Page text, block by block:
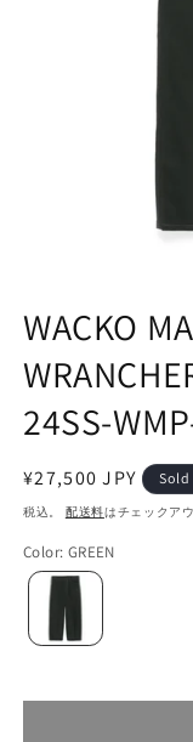
WACKO
24SS-
通
常
格
¥27,500 JPY Sold
税込。 配送料はチェックア
Color: GREEN